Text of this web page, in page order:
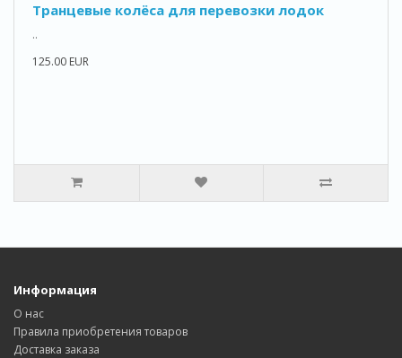
Транцевые колёса для перевозки лодок
..
125.00 EUR
Информация
О нас
Правила приобретения товаров
Доставка заказa